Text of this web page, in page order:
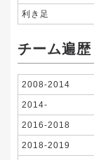
利き足
チーム遍歴
2008-2014
2014-
2016-2018
2018-2019